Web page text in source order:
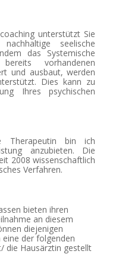
unterstützt Sie
seelische
das Systemische
vorhandenen
und ausbaut, werden
Dies kann zu
Ihres psychischen
Therapeutin bin ich
anzubieten. Die
2008 wissenschaftlich
Verfahren.
bieten ihren
an diesem
diejenigen
der folgenden
die Hausärztin gestellt